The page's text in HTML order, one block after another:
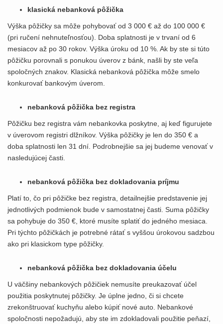
klasická nebanková pôžička
Výška pôžičky sa môže pohybovať od 3 000 € až do 100 000 €
(pri ručení nehnuteľnosťou). Doba splatnosti je v trvaní od 6
mesiacov až po 30 rokov. Výška úroku od 10 %. Ak by ste si túto
pôžičku porovnali s ponukou úverov z bánk, našli by ste veľa
spoločných znakov. Klasická nebanková pôžička môže smelo
konkurovať bankovým úverom.
nebanková pôžička bez registra
Pôžičku bez registra vám nebankovka poskytne, aj keď figurujete
v úverovom registri dlžníkov. Výška pôžičky je len do 350 € a
doba splatnosti len 31 dní. Podrobnejšie sa jej budeme venovať v
nasledujúcej časti.
nebanková pôžička bez dokladovania príjmu
Platí to, čo pri pôžičke bez registra, detailnejšie predstavenie jej
jednotlivých podmienok bude v samostatnej časti. Suma pôžičky
sa pohybuje do 350 €, ktoré musíte splatiť do jedného mesiaca.
Pri týchto pôžičkách je potrebné rátať s vyššou úrokovou sadzbou
ako pri klasickom type pôžičky.
nebanková pôžička bez dokladovania účelu
U väčšiny nebankových pôžičiek nemusíte preukazovať účel
použitia poskytnutej pôžičky. Je úplne jedno, či si chcete
zrekonštruovať kuchyňu alebo kúpiť nové auto. Nebankové
spoločnosti nepožadujú, aby ste im zdokladovali použitie peňazí,